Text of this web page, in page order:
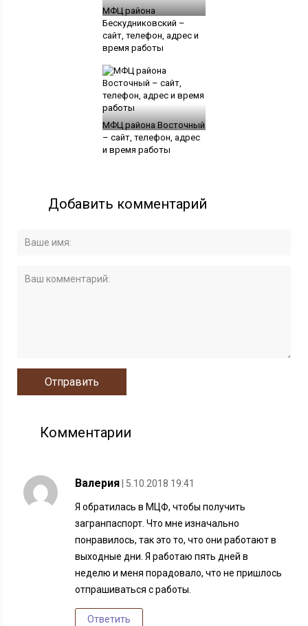
МФЦ района
Бескудниковский –
сайт, телефон, адрес и
время работы
МФЦ района Восточный
– сайт, телефон, адрес
и время работы
Добавить комментарий
Комментарии
Валерия | 5.10.2018 19:41
Я обратилась в МЦФ, чтобы получить
загранпаспорт. Что мне изначально
понравилось, так это то, что они работают в
выходные дни. Я работаю пять дней в
неделю и меня порадовало, что не пришлось
отпрашиваться с работы.
Ответить